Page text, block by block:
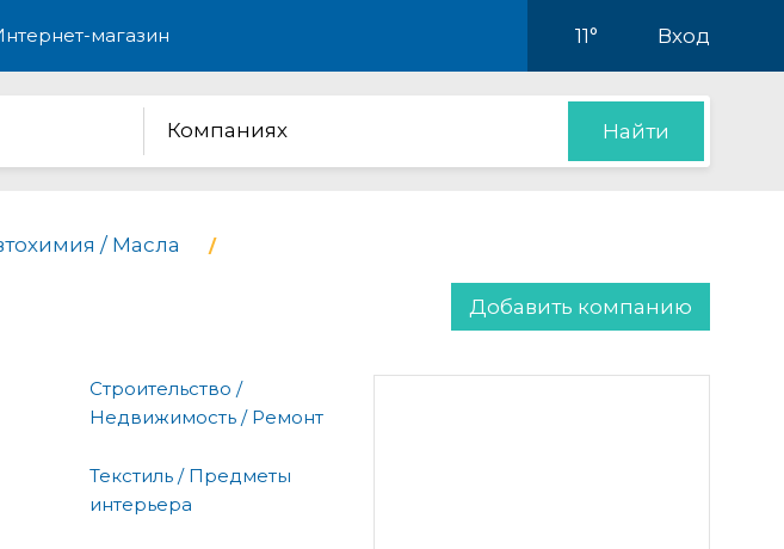
магазин 11° Вход
Компаниях Найти
/ Масла
Добавить компанию
Строительство /
Недвижимость / Ремонт
Текстиль / Предметы
интерьера